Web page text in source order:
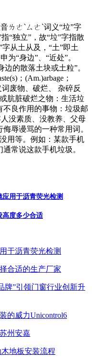
ㄌㄜˋㄙㄜˋ词义“垃”字
“独立”，故“垃”字指散
从土从及，“土”即土
为“身边”、“近处”。
边的散落土块或土粒”。
；(Am.)arbage；
废物、破烂、 杂碎反
肮脏破烂之物：生活垃
良作用的事物：垃圾邮
没素质、没教养、父母
辱谩骂的一种常用词。
用等。例如：某款手机
常说这款手机垃圾。
用于沥青荧光检测
高度多少合适
于沥青荧光检测
合适的生产厂家
牌”引领门窗行业创新升
的威力Unicontrol6
州安嘉
地板安装流程